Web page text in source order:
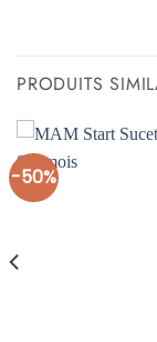
PRODUITS
-50%